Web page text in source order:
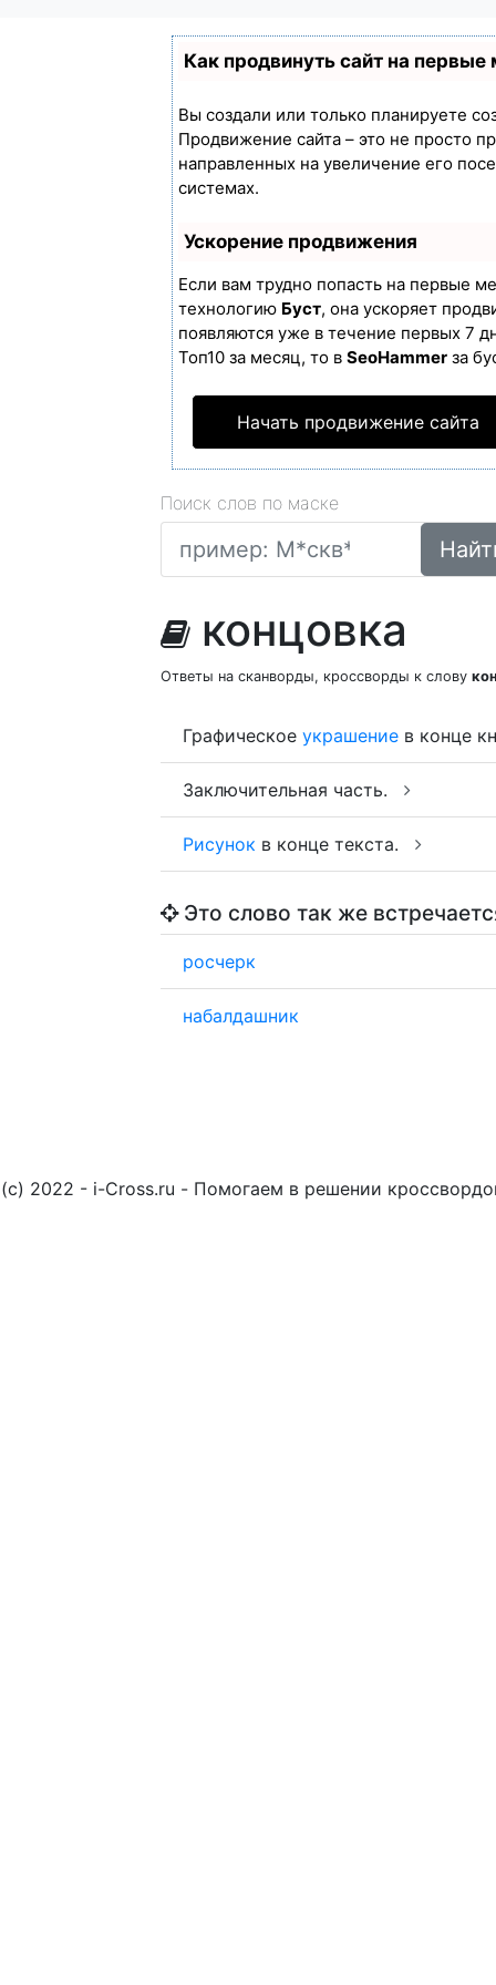
Как продвинуть сайт на первые
Вы создали или только планируете
Продвижение сайта – это не просто
направленных на увеличение его
системах.
Ускорение продвижения
Если вам трудно попасть на первые
технологию Буст, она ускоряет
появляются уже в течение первых 7
Топ10 за месяц, то в SeoHammer за
Начать продвижение сайта
Поиск слов по маске
концовка
Ответы на сканворды, кроссворды к слову
Графическое украшение в конце
Заключительная часть.
Рисунок в конце текста.
Это слово так же
росчерк
набалдашник
(c) 2022 - i-Cross.ru - Помогаем в решении